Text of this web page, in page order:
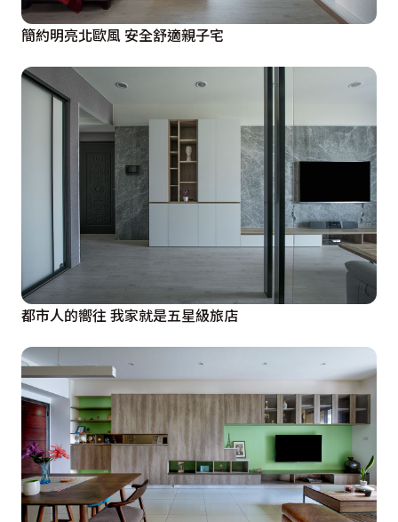
簡約明亮北歐風 安全舒適親子宅
都市人的嚮往 我家就是五星級旅店